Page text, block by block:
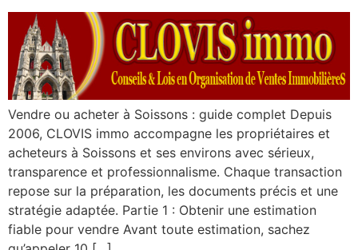
Vendre ou acheter à Soissons : guide complet Depuis
2006, CLOVIS immo accompagne les propriétaires et
acheteurs à Soissons et ses environs avec sérieux,
transparence et professionnalisme. Chaque transaction
repose sur la préparation, les documents précis et une
stratégie adaptée. Partie 1 : Obtenir une estimation
fiable pour vendre Avant toute estimation, sachez